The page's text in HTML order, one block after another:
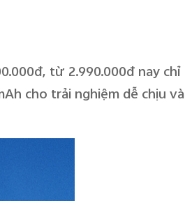
từ 2.990.000đ nay chỉ
cho trải nghiệm dễ chịu và